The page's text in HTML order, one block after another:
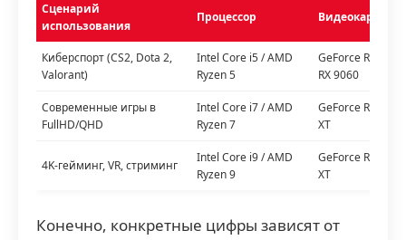
Сценарий
использования
Процессор Видеокарта
Киберспорт (CS2, Dota 2,
Valorant)
Intel Core i5 / AMD
Ryzen 5
GeForce RTX
RX 9060
Современные игры в
FullHD/QHD
Intel Core i7 / AMD
Ryzen 7
GeForce RTX
XT
4K-гейминг, VR, стриминг
Intel Core i9 / AMD
Ryzen 9
GeForce RTX
XT
Конечно, конкретные цифры зависят от